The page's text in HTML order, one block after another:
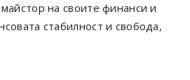
на своите финанси и
стабилност и свобода,